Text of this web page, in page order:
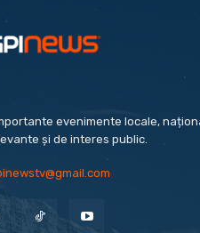
evenimente locale,
și de interes public.